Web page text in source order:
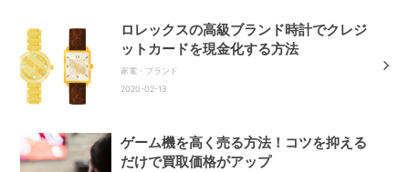
ロレックスの高級ブランド時計でクレジ
ットカードを現金化する方法
家電・ブランド
2020-02-13
ゲーム機を高く売る方法！コツを抑える
だけで買取価格がアップ